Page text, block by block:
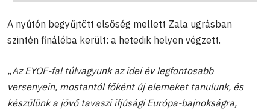
A nyútón begyűjtött elsőség mellett Zala ugrásban
szintén fináléba került: a hetedik helyen végzett.
„Az EYOF-fal túlvagyunk az idei év legfontosabb
versenyein, mostantól főként új elemeket tanulunk, és
készülünk a jövő tavaszi ifjúsági Európa-bajnokságra,